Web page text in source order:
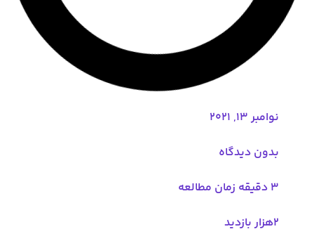
نوامبر 13, 2021
بدون دیدگاه
3 دقیقه زمان مطالعه